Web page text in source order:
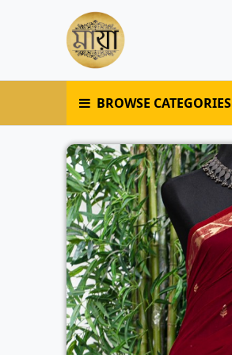
BROWSE CATEGORIES